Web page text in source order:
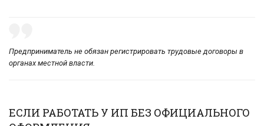
Предприниматель не обязан регистрировать трудовые договоры в
органах местной власти.
ЕСЛИ РАБОТАТЬ У ИП БЕЗ ОФИЦИАЛЬНОГО